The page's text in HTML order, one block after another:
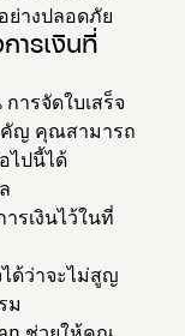
ย่างปลอดภัย
ารเงินที่
ารจัดใบเสร็จ
คัญ คุณสามารถ
ไปนี้ได้
รเงินไว้ในที่
ด้ว่าจะไม่สูญ
ม